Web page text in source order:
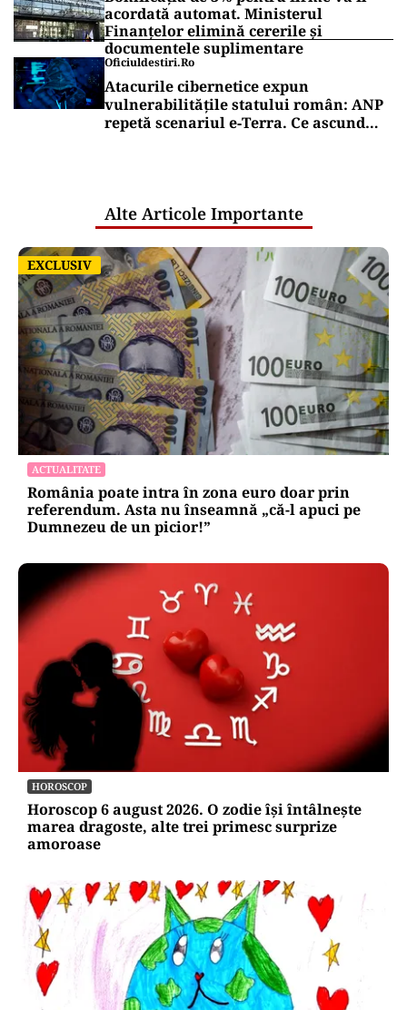
acordată automat. Ministerul
Finanțelor elimină cererile și
documentele suplimentare
Oficiuldestiri.ro
Atacurile cibernetice expun
vulnerabilitățile statului român: ANP
repetă scenariul e‑Terra. Ce ascund
Alte Articole Importante
EXCLUSIV
EXCLUSIV
ACTUALITATE
România poate intra în zona euro doar prin
referendum. Asta nu înseamnă „că-l apuci pe
Dumnezeu de un picior!”
HOROSCOP
Horoscop 6 august 2026. O zodie își întâlnește
marea dragoste, alte trei primesc surprize
amoroase